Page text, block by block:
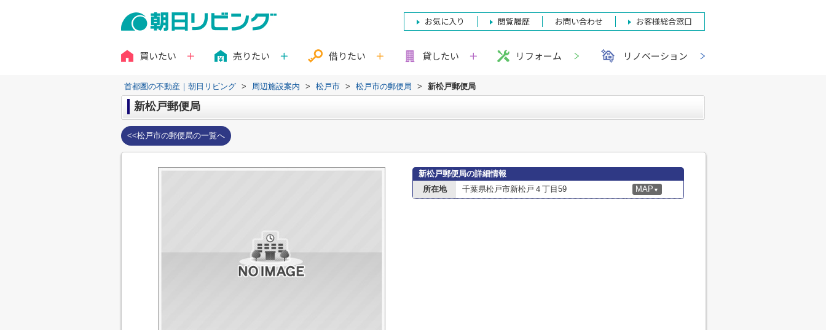
お気に入り 閲覧履歴 お問い合わせ お客様総合窓口
買いたい 売りたい 借りたい 貸したい リフォーム リノベーション
首都圏の不動産｜朝日リビング > 周辺施設案内 > 松戸市 > 松戸市の郵便局 > 新松戸郵便局
新松戸郵便局
<<松戸市の郵便局の一覧へ
新松戸郵便局の詳細情報
所在地
千葉県松戸市新松戸４丁目59 MAP ▼